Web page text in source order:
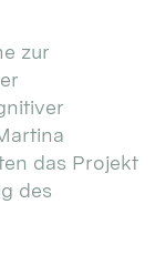
zur
das Projekt
des